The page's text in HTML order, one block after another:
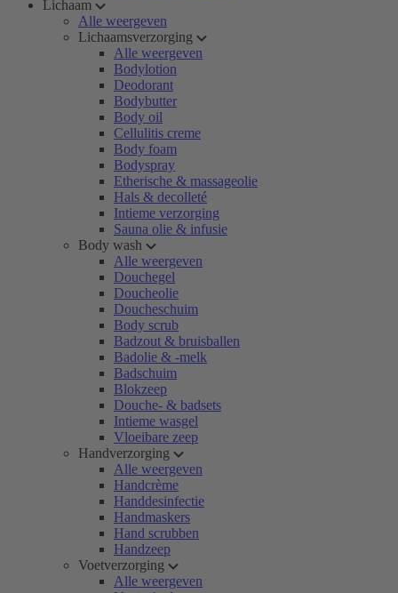
Lichaam
Alle weergeven
Lichaamsverzorging
Alle weergeven
Bodylotion
Deodorant
Bodybutter
Body oil
Cellulitis creme
Body foam
Bodyspray
Etherische & massageolie
Hals & decolleté
Intieme verzorging
Sauna olie & infusie
Body wash
Alle weergeven
Douchegel
Doucheolie
Doucheschuim
Body scrub
Badzout & bruisballen
Badolie & -melk
Badschuim
Blokzeep
Douche- & badsets
Intieme wasgel
Vloeibare zeep
Handverzorging
Alle weergeven
Handcrème
Handdesinfectie
Handmaskers
Hand scrubben
Handzeep
Voetverzorging
Alle weergeven